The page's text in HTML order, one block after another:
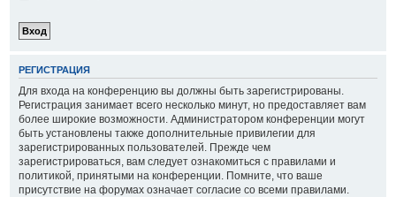
РЕГИСТРАЦИЯ
Для входа на конференцию вы должны быть зарегистрированы.
Регистрация занимает всего несколько минут, но предоставляет вам
более широкие возможности. Администратором конференции могут
быть установлены также дополнительные привилегии для
зарегистрированных пользователей. Прежде чем
зарегистрироваться, вам следует ознакомиться с правилами и
политикой, принятыми на конференции. Помните, что ваше
присутствие на форумах означает согласие со всеми правилами.